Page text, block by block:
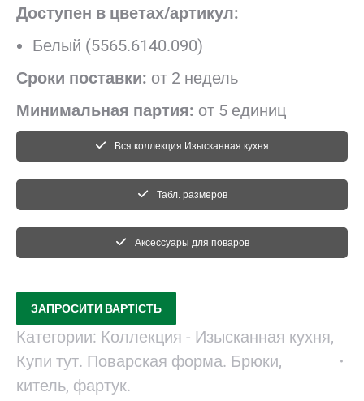
Доступен в цветах/артикул:
Белый (5565.6140.090)
Сроки поставки: от 2 недель
Минимальная партия: от 5 единиц
Вся коллекция Изысканная кухня
Табл. размеров
Аксессуары для поваров
ЗАПРОСИТИ ВАРТІСТЬ
Категории: Коллекция - Изысканная кухня,
Купи тут. Поварская форма. Брюки,
китель, фартук.